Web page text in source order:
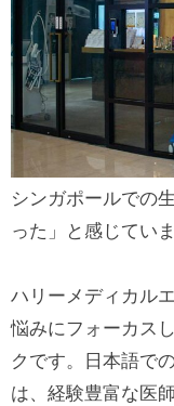
シンガポールでの
った」と感じてい
ハリーメディカル
悩みにフォーカス
クです。日本語で
は、経験豊富な医